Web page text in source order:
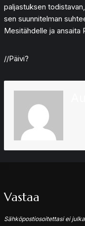
paljastuksen
sen suunnitelman
Mesitähdelle ja ansaita
//Päivi?
Vastaa
Sähköpostiosoitettasi ei